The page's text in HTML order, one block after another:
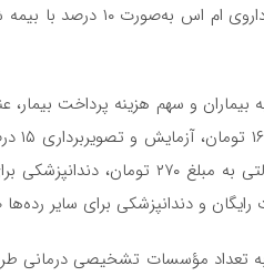
فتحی بیرانوند خاطرنشان
بیماران و سهم هزینه پرداخت
برای سایر رده‌ها ۳۰ درصد تعرفه دولتی است.